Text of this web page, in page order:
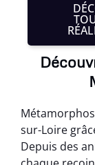
sur-Loire
Depuis des